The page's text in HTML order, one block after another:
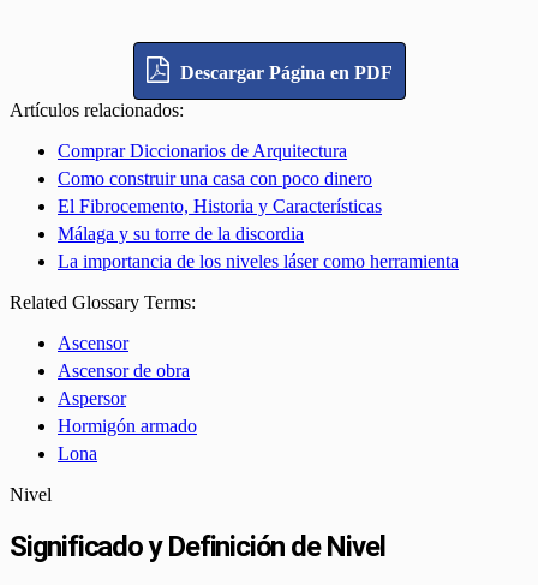
Descargar Página en PDF
Artículos relacionados:
Comprar Diccionarios de Arquitectura
Como construir una casa con poco dinero
El Fibrocemento, Historia y Características
Málaga y su torre de la discordia
La importancia de los niveles láser como herramienta
Related Glossary Terms:
Ascensor
Ascensor de obra
Aspersor
Hormigón armado
Lona
Nivel
Significado y Definición de Nivel